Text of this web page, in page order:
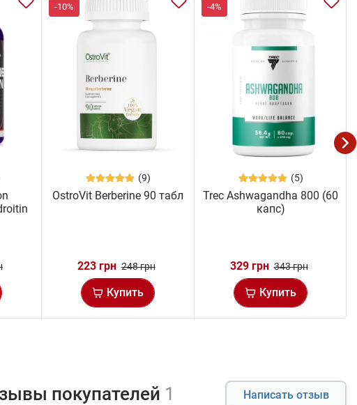
-10%
(9)
OstroVit Berberine 90 табл
223 грн 248 грн
Купить
-4%
(5)
Trec Ashwagandha 800 (60
капс)
329 грн 343 грн
Купить
покупателей 1 Написать отзыв